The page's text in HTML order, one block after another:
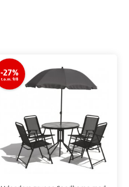
-27%
t.o.m. 9/8